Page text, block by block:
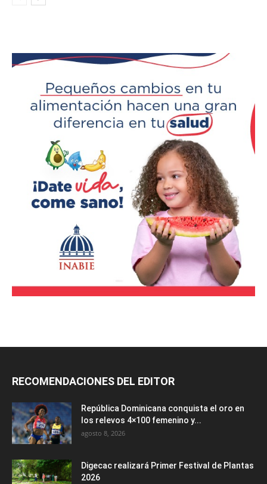
RECOMENDACIONES DEL EDITOR
República Dominicana conquista el oro en
los relevos 4×100 femenino y...
agosto 8, 2026
Digecac realizará Primer Festival de Plantas
2026